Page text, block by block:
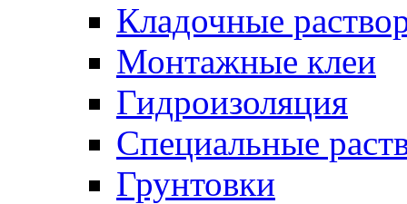
Кладочные
Монтажные клеи
Гидроизоляция
Специальные
Грунтовки